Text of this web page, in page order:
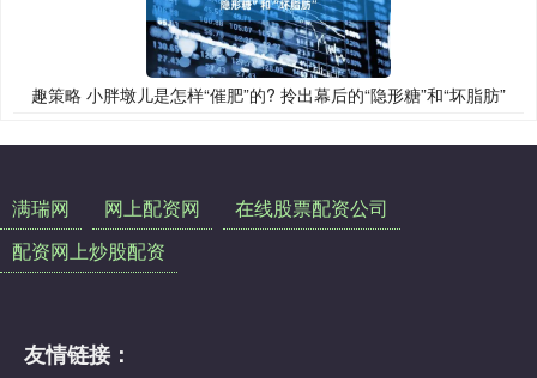
趣策略 小胖墩儿是怎样“催肥”的? 拎出幕后的“隐形糖”和“坏脂肪”
满瑞网 网上配资网
在线股票配资公司
配资网上炒股配资
友情链接：